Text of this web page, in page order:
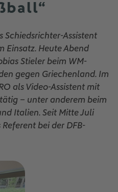
Schiedsrichter-Assistent
Einsatz. Heute Abend
Stieler beim WM-
gegen Griechenland. Im
als Video-Assistent mit
– unter anderem beim
Italien. Seit Mitte Juli
bei der DFB-